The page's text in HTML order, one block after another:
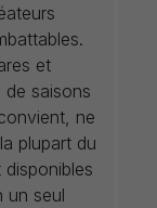
et
de saisons
ne
plupart du
un seul